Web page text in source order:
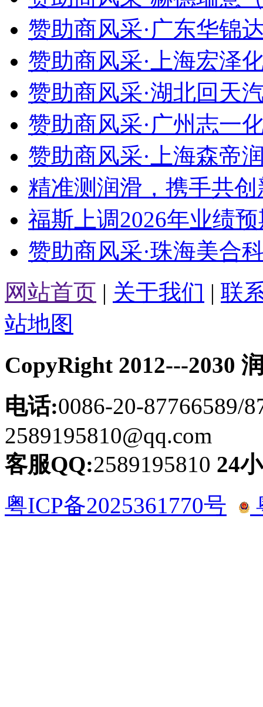
赞助商风采·广东华锦
赞助商风采·上海宏泽
赞助商风采·湖北回天
赞助商风采·广州志一
赞助商风采·上海森帝
精准测润滑，携手共
福斯上调2026年业绩
赞助商风采·珠海美合
网站首页 | 关于我们 | 联
站地图
CopyRight 2012---2030
电话:0086-20-87766589/
2589195810@qq.com
客服QQ:2589195810 24
粤ICP备2025361770号